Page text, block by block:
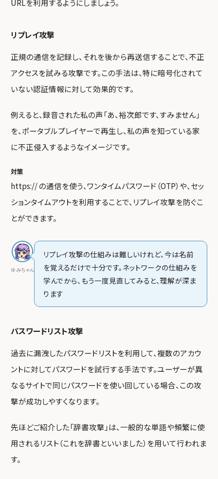
URLを利用するようにしましょう。
リプレイ攻撃
正規の通信を記録し、それを後から再送信することで、不正
アクセスを試みる攻撃です。この手法は、特に暗号化されて
いない認証情報に対して効果的です。
例えると、録音された私の声「あ、裕次郎です、すみません」
を、ポータブルプレイヤーで再生し、私の声を知っている家
に不正侵入するようなイメージです。
対策
https:// の通信を使う、ワンタイムパスワード（OTP）や、セッ
ションタイムアウトを利用することで、リプレイ攻撃を防ぐこ
とができます。
ゆみちゃん
リプレイ攻撃の仕組みは難しいけれど、今は名前
を覚えるだけで十分です。ネットワークの仕組みを
学んでから、もう一度見直してみると、理解が深ま
ります
パスワードリスト攻撃
過去に漏洩したパスワードリストを利用して、複数のアカウ
ントに対してパスワードを試行する手法です。ユーザーが異
なるサイトで同じパスワードを使い回している場合、この攻
撃が成功しやすくなります。
先ほどご紹介した「辞書攻撃」は、一般的な単語や頻繁に使
用されるリスト（これを辞書といいました）を用いて行われま
す。